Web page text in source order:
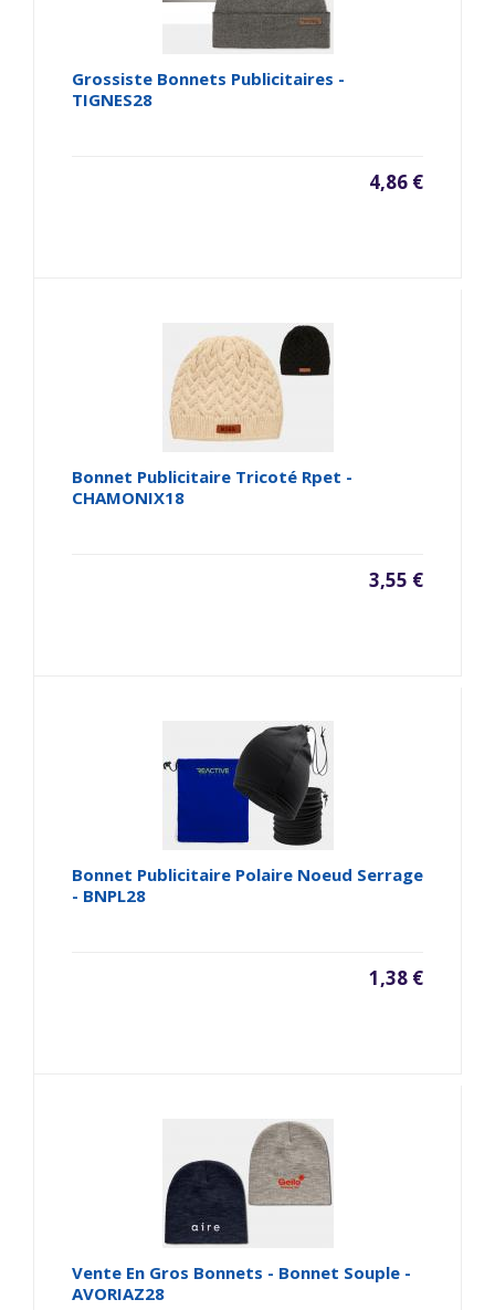
Grossiste Bonnets Publicitaires -
TIGNES28
4,86 €
Bonnet Publicitaire Tricoté Rpet -
CHAMONIX18
3,55 €
Bonnet Publicitaire Polaire Noeud Serrage
- BNPL28
1,38 €
Vente En Gros Bonnets - Bonnet Souple -
AVORIAZ28